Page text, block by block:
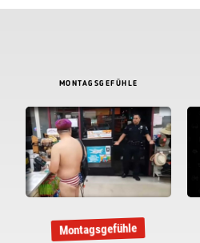
MONTAGSGEFÜHLE
Montagsgefühle